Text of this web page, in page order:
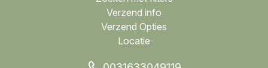
Verzend info
Verzend Opties
Locatie